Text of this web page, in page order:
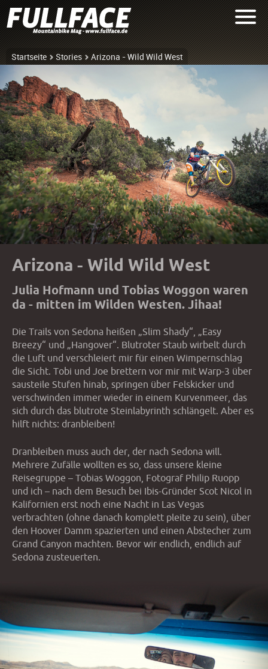
Startseite Stories Arizona - Wild Wild West
Arizona - Wild Wild West
Julia Hofmann und Tobias Woggon waren
da - mitten im Wilden Westen. Jihaa!
Die Trails von Sedona heißen „Slim Shady“, „Easy
Breezy“ und „Hangover“. Blutroter Staub wirbelt durch
die Luft und verschleiert mir für einen Wimpernschlag
die Sicht. Tobi und Joe brettern vor mir mit Warp-3 über
sausteile Stufen hinab, springen über Felskicker und
verschwinden immer wieder in einem Kurvenmeer, das
sich durch das blutrote Steinlabyrinth schlängelt. Aber es
hilft nichts: dranbleiben!
Dranbleiben muss auch der, der nach Sedona will.
Mehrere Zufälle wollten es so, dass unsere kleine
Reisegruppe – Tobias Woggon, Fotograf Philip Ruopp
und ich – nach dem Besuch bei Ibis-Gründer Scot Nicol in
Kalifornien erst noch eine Nacht in Las Vegas
verbrachten (ohne danach komplett pleite zu sein), über
den Hoover Damm spazierten und einen Abstecher zum
Grand Canyon machten. Bevor wir endlich, endlich auf
Sedona zusteuerten.